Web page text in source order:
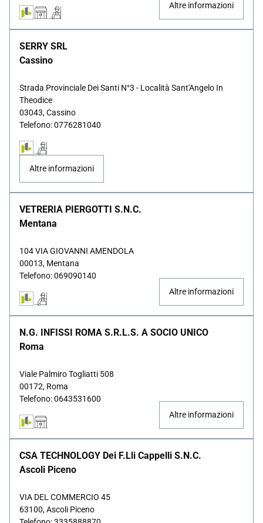
Altre informazioni
SERRY SRL
Cassino
Strada Provinciale Dei Santi N°3 - Località Sant'Angelo In
Theodice
03043, Cassino
Telefono: 0776281040
Altre informazioni
VETRERIA PIERGOTTI S.N.C.
Mentana
104 VIA GIOVANNI AMENDOLA
00013, Mentana
Telefono: 069090140
Altre informazioni
N.G. INFISSI ROMA S.R.L.S. A SOCIO UNICO
Roma
Viale Palmiro Togliatti 508
00172, Roma
Telefono: 0643531600
Altre informazioni
CSA TECHNOLOGY Dei F.lli Cappelli S.n.c.
Ascoli Piceno
VIA DEL COMMERCIO 45
63100, Ascoli Piceno